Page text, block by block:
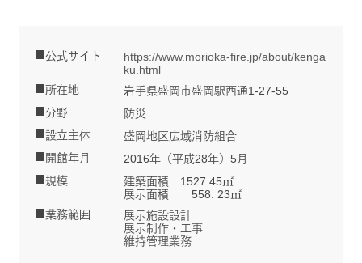
公式サイト
https://www.morioka-fire.jp/about/kenga
ku.html
所在地
岩手県盛岡市盛岡駅西通1-27-55
分野
防災
設立主体
盛岡地区広域消防組合
開館年月
2016年（平成28年）5月
規模
建築面積 1527.45㎡
展示面積 558. 23㎡
業務範囲
展示施設設計
展示制作・工事
維持管理業務